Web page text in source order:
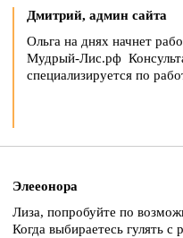
Дмитрий, админ сайта
Ольга на днях начнет
Мудрый-Лис.рф
специализируется по
Элееонора
Лиза, попробуйте по
Когда выбираетесь гулять